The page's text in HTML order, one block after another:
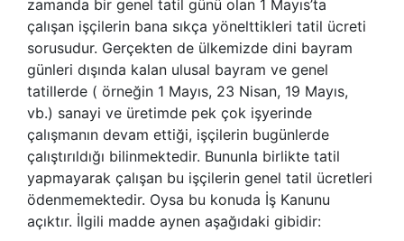
zamanda bir genel tatil günü olan 1 Mayıs’ta
çalışan işçilerin bana sıkça yönelttikleri tatil ücreti
sorusudur. Gerçekten de ülkemizde dini bayram
günleri dışında kalan ulusal bayram ve genel
tatillerde ( örneğin 1 Mayıs, 23 Nisan, 19 Mayıs,
vb.) sanayi ve üretimde pek çok işyerinde
çalışmanın devam ettiği, işçilerin bugünlerde
çalıştırıldığı bilinmektedir. Bununla birlikte tatil
yapmayarak çalışan bu işçilerin genel tatil ücretleri
ödenmemektedir. Oysa bu konuda İş Kanunu
açıktır. İlgili madde aynen aşağıdaki gibidir: